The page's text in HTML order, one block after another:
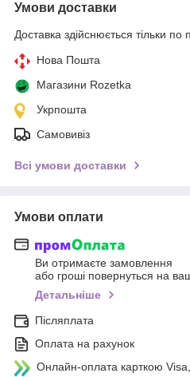
Умови доставки
Доставка здійснюється тільки по
Нова Пошта
Магазини Rozetka
Укрпошта
Самовивіз
Всі умови доставки
Умови оплати
Ви отримаєте замовлення
або гроші повернуться на
Детальніше
Післяплата
Оплата на рахунок
Онлайн-оплата карткою